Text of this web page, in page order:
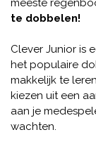
meeste
te dobbelen!
Clever Junior is
het populaire
makkelijk te
kiezen uit een
aan je
wachten.